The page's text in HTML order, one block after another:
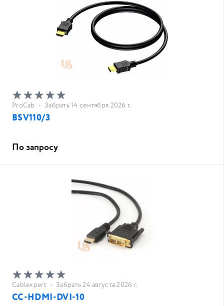
ProCab • Забрать 14 сентября 2026 г.
BSV110/3
По запросу
Cablexpert • Забрать 24 августа 2026 г.
CC-HDMI-DVI-10